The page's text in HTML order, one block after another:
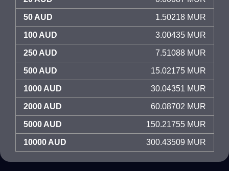
50 AUD 1.50218 MUR
100 AUD 3.00435 MUR
250 AUD 7.51088 MUR
500 AUD 15.02175 MUR
1000 AUD 30.04351 MUR
2000 AUD 60.08702 MUR
5000 AUD 150.21755 MUR
10000 AUD 300.43509 MUR